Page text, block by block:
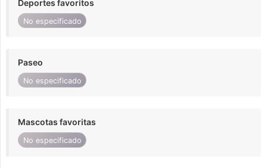
Deportes favoritos
No especificado
Paseo
No especificado
Mascotas favoritas
No especificado